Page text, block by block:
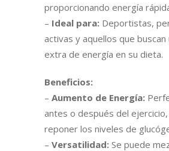
proporcionando energía
– Ideal para: Deportistas,
activas y aquellos que
extra de energía en su dieta.
Beneficios:
– Aumento de Energía:
antes o después del ejercicio,
reponer los niveles de
– Versatilidad: Se puede